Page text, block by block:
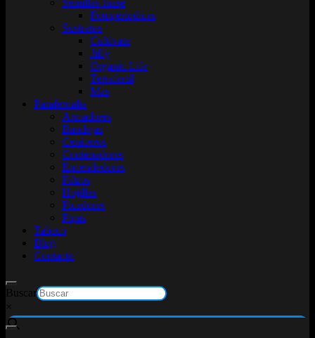
Semillas Inase
Fotoperiodicas
Sustratos
Cultivate
Jiffy
Organic Life
Terrafertil
Mas
Parafernalia
Armadores
Bandejas
Ceniceros
Contenedores
Encendedores
Filtros
Hojillas
Picadores
Pipas
Tabaco
Blog
Contacto
Buscar
×